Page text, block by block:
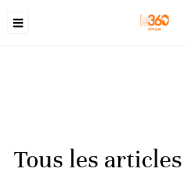
Tous les articles